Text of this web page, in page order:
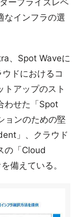
ープライズレベ
なインフラの選
、Spot Waveに
ドにおけるコ
トアップのスト
わせた「Spot
ョンのための堅
」、クラウド
の「Cloud
備えている。